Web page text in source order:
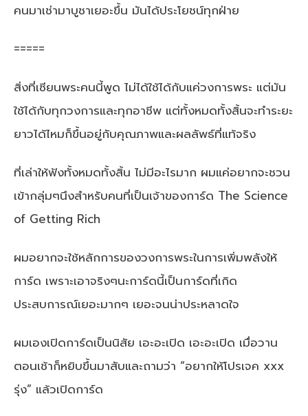
คนมาเช่ามาบูชาเยอะขึ้น มันได้ประโยชน์ทุกฝ่าย
=====
สิ่งที่เซียนพระคนนี้พูด ไม่ได้ใช้ได้กับแค่วงการพระ แต่มัน
ใช้ได้กับทุกวงการและทุกอาชีพ แต่ทั้งหมดทั้งสิ้นจะทำระยะ
ยาวได้ไหมก็ขึ้นอยู่กับคุณภาพและผลลัพธ์ที่แท้จริง
ที่เล่าให้ฟังทั้งหมดทั้งสิ้น ไม่มีอะไรมาก ผมแค่อยากจะชวน
เข้ากลุ่มๆนึงสำหรับคนที่เป็นเจ้าของการ์ด The Science
of Getting Rich
ผมอยากจะใช้หลักการของวงการพระในการเพิ่มพลังให้
การ์ด เพราะเอาจริงๆนะการ์ดนี้เป็นการ์ดที่เกิด
ประสบการณ์เยอะมากๆ เยอะจนน่าประหลาดใจ
ผมเองเปิดการ์ดเป็นนิสัย เอะอะเปิด เอะอะเปิด เมื่อวาน
ตอนเช้าก็หยิบขึ้นมาสับและถามว่า “อยากให้โปรเจค xxx
รุ่ง” แล้วเปิดการ์ด